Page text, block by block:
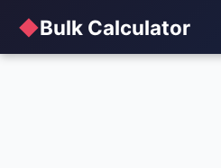
◆Bulk Calculator